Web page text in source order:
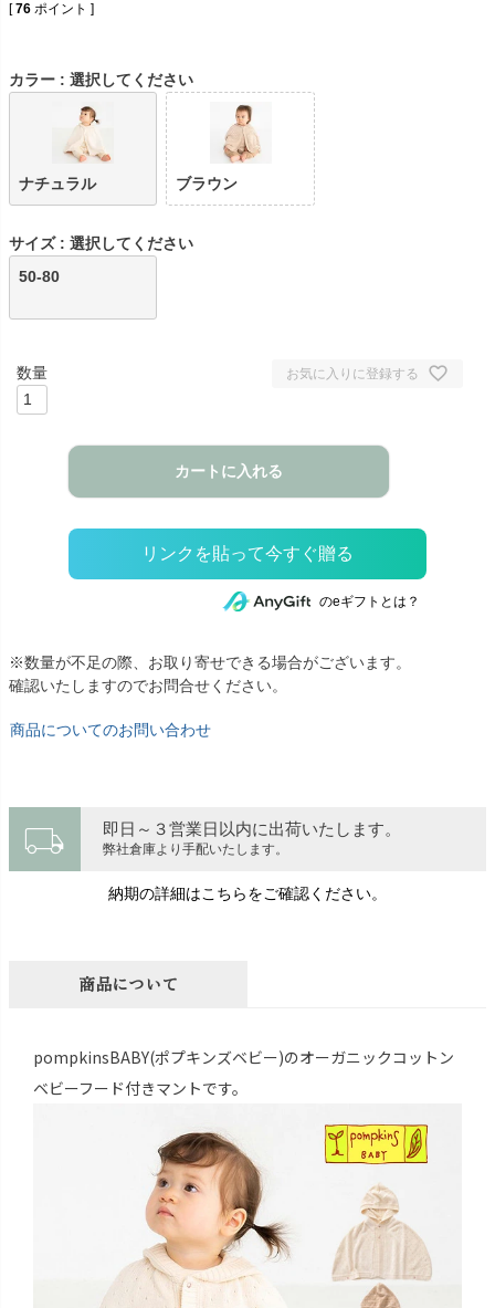
[ 76 ポイント ]
カラー 選択してください
ナチュラル ブラウン
サイズ
選択してください
50-80
お気に入りに登録する
カートに入れる
のeギフトとは？
※数量が不足の際、お取り寄せできる場合がございます。
確認いたしますのでお問合せください。
商品についてのお問い合わせ
local_shipping 即日～３営業日以内に出荷いたします。
弊社倉庫より手配いたします。
納期の詳細はこちらをご確認ください。
商品について
pompkinsBABY(ポプキンズベビー)のオーガニックコットン
ベビーフード付きマントです。